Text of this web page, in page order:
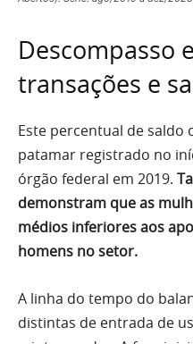
Descompasso
transações e
Este percentual de saldo
patamar registrado no
órgão federal em 2019.
demonstram que as
médios inferiores aos
homens no setor.
A linha do tempo do
distintas de entrada de